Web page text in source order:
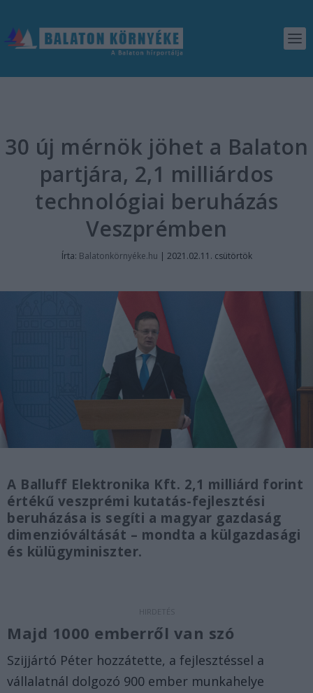
30 új mérnök jöhet a Balaton
partjára, 2,1 milliárdos
technológiai beruházás
Veszprémben
Írta: Balatonkörnyéke.hu | 2021.02.11. csütörtök
A Balluff Elektronika Kft. 2,1 milliárd forint
értékű veszprémi kutatás-fejlesztési
beruházása is segíti a magyar gazdaság
dimenzióváltását – mondta a külgazdasági
és külügyminiszter.
Majd 1000 emberről van szó
Szijjártó Péter hozzátette, a fejlesztéssel a
vállalatnál dolgozó 900 ember munkahelye